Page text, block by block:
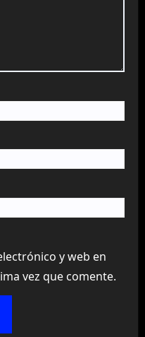
y web en
vez que comente.